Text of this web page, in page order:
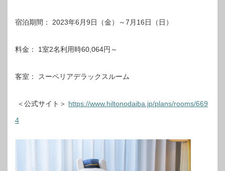
宿泊期間： 2023年6月9日（金）～7月16日（日）
料金： 1室2名利用時60,064円～
客室： スーペリアデラックスルーム
＜公式サイト＞ https://www.hiltonodaiba.jp/plans/rooms/669
4